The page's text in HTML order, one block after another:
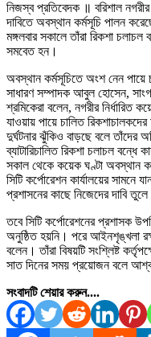
নিজস্ব প্রতিবেদক ॥ বরিশাল
দাবিতে অবস্থান কর্মসূচি পালন
মঙ্গলবার সকালে তাঁরা রিকশা
সমবেত হন।
অবস্থান কর্মসূচিতে অংশ নেন পায়ে
সাধারণ সম্পাদক আবুল হোসেন,
শ্রমিকেরা বলেন, নগরীর নির্ধারিত
যাওয়ায় পায়ে চালিত
দুর্ঘটনার ঝুঁকিও বাড়ছে বলে
ব্যাটারিচালিত রিকশা চলাচল বন্ধে
সকাল থেকে কয়েক ঘণ্টা অবস্থান
সিটি কর্পোরেশন কার্যালয়ের
প্রশাসনের কাছে নিজেদের দাবি
তবে সিটি কর্পোরেশনের প্রশাসক
অনুষ্ঠিত হয়নি। পরে আইনশৃঙ্খলা
বলেন। তাঁরা বিষয়টি সংশ্লিষ্ট
সাত দিনের সময় প্রয়োজন বলে
সংবাদটি শেয়ার করুন....